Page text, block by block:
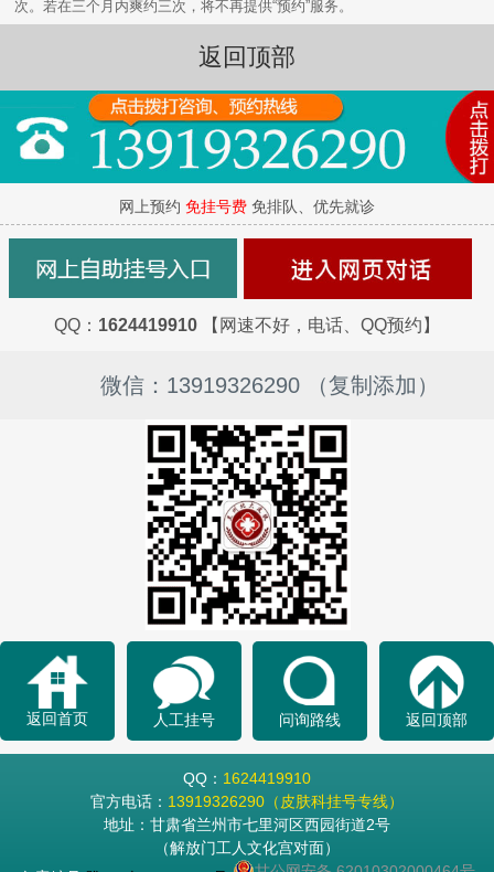
次。若在三个月内爽约三次，将不再提供“预约”服务。
返回顶部
网上预约 免挂号费 免排队、优先就诊
QQ： 1624419910 【网速不好，电话、QQ预约】
微信：13919326290 （复制添加）
返回首页 人工挂号 问询路线 返回顶部
QQ： 1624419910
官方电话： 13919326290（皮肤科挂号专线）
地址：甘肃省兰州市七里河区西园街道2号
（解放门工人文化宫对面）